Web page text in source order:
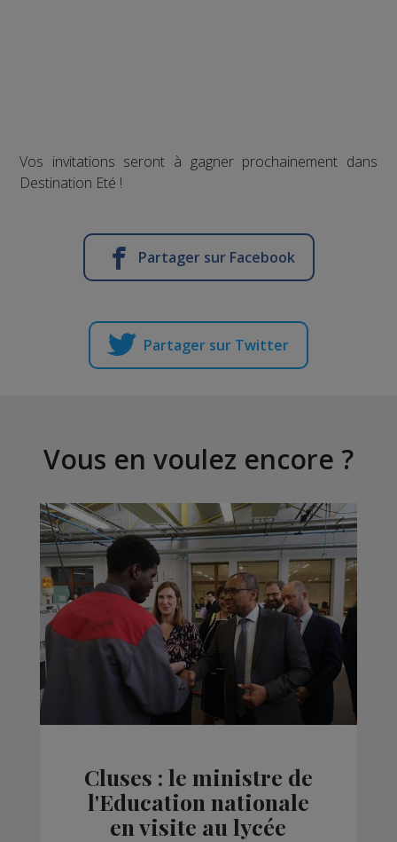
Vos invitations seront à gagner prochainement dans
Destination Eté !
Partager sur Facebook
Partager sur Twitter
Vous en voulez encore ?
Cluses : le ministre de
l'Education nationale
en visite au lycée